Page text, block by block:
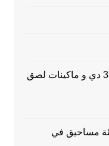
ماكينات التغليف بالسلوفان للعلب 3 دي و ماكينات لصق
مساحيق في